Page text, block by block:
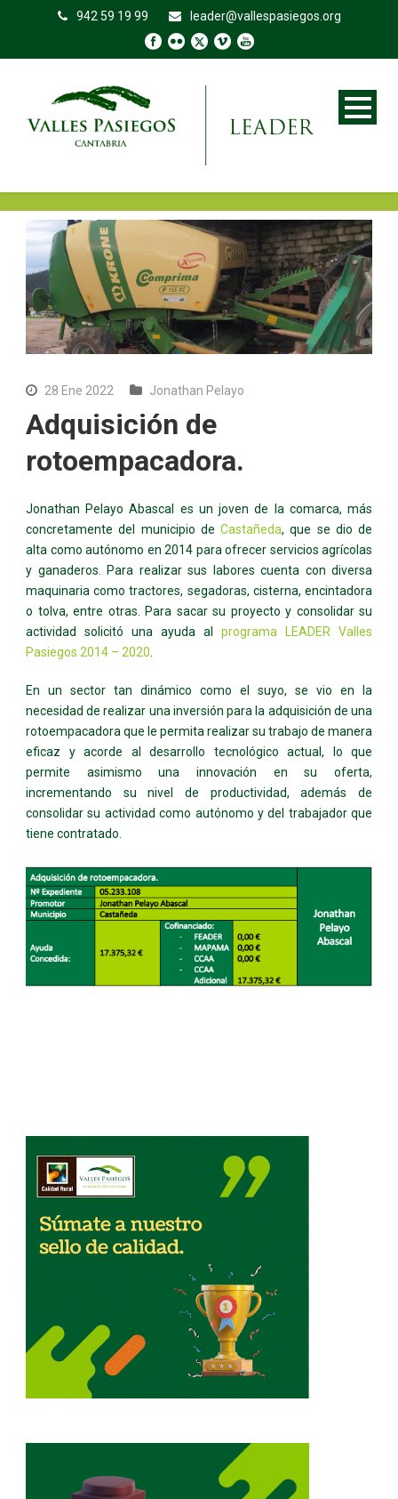
942 59 19 99 leader@vallespasiegos.org
28 Ene 2022 Jonathan Pelayo
Adquisición de
rotoempacadora.
Jonathan Pelayo Abascal es un joven de la comarca, más
concretamente del municipio de Castañeda, que se dio de
alta como autónomo en 2014 para ofrecer servicios agrícolas
y ganaderos. Para realizar sus labores cuenta con diversa
maquinaria como tractores, segadoras, cisterna, encintadora
o tolva, entre otras. Para sacar su proyecto y consolidar su
actividad solicitó una ayuda al programa LEADER Valles
Pasiegos 2014 – 2020
En un sector tan dinámico como el suyo, se vio en la
necesidad de realizar una inversión para la adquisición de una
rotoempacadora que le permita realizar su trabajo de manera
eficaz y acorde al desarrollo tecnológico actual, lo que
permite asimismo una innovación en su oferta,
incrementando su nivel de productividad, además de
consolidar su actividad como autónomo y del trabajador que
tiene contratado.